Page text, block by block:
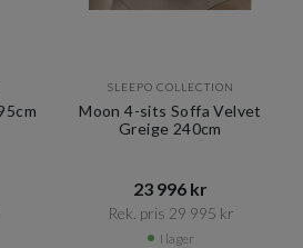
SLEEPO COLLECTION
Moon 4-sits Soffa Velvet
Greige 240cm
23 996 kr​​
Rek. pris 29 995 kr​​
I lager